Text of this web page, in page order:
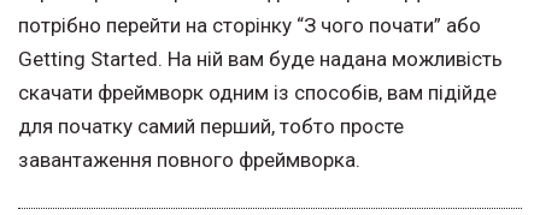
потрібно перейти на сторінку “З чого почати” або
Getting Started. На ній вам буде надана можливість
скачати фреймворк одним із способів, вам підійде
для початку самий перший, тобто просте
завантаження повного фреймворка.